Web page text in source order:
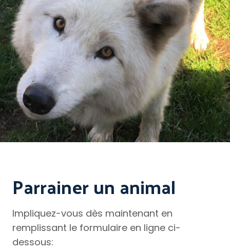
Parrainer un animal
Impliquez-vous dès maintenant en
remplissant le formulaire en ligne ci-
dessous: